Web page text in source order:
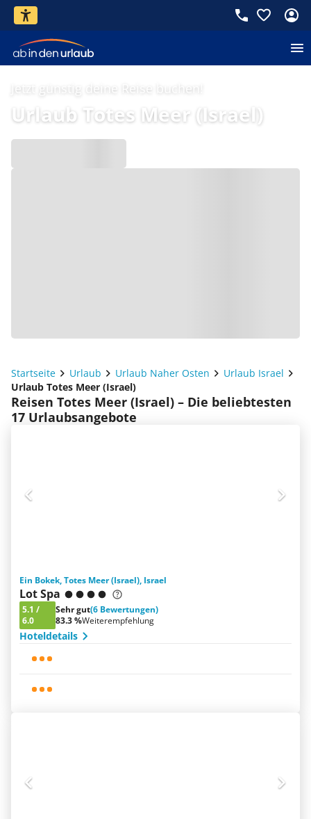
Jetzt günstig deine Reise buchen!
Urlaub Totes Meer (Israel)
Startseite Urlaub Urlaub Naher Osten
Urlaub Israel
Urlaub Totes Meer (Israel)
Reisen Totes Meer (Israel) – Die beliebtesten
17 Urlaubsangebote
Ein Bokek, Totes Meer (Israel), Israel
Lot Spa
5.1 /
6.0
Sehr gut(6 Bewertungen)
83.3 %Weiterempfehlung
Hoteldetails